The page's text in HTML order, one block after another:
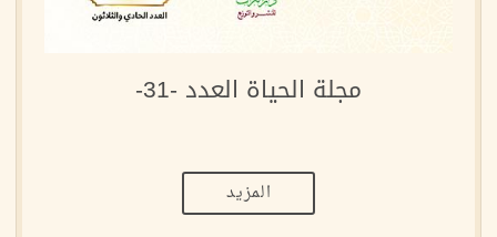
مجلة الحياة العدد -31-
المزيد